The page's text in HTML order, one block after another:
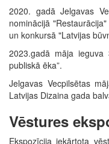
2020. gadā Jelgavas
nominācijā
un konkursā "Latvijas
2023.gadā māja ieguva
publiskā ēka”.
Jelgavas Vecpilsētas
Latvijas Dizaina gada
Vēstures
Ekspozīcija iekārtota